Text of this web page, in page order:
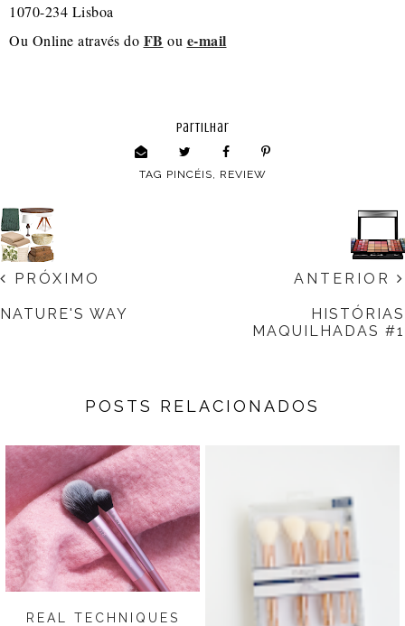
1070-234 Lisboa
Ou Online através do FB ou e-mail
partilhar
TAG PINCÉIS, REVIEW
ANTERIOR
HISTÓRIAS
MAQUILHADAS #1
PRÓXIMO
NATURE'S WAY
POSTS RELACIONADOS
REAL TECHNIQUES